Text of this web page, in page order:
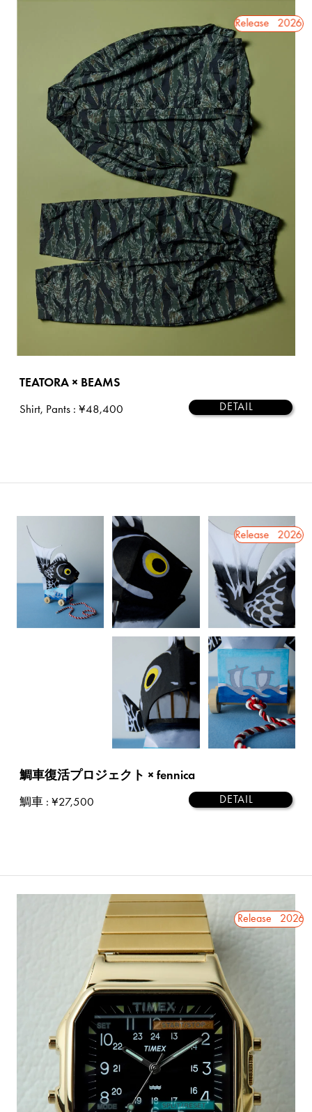
2026.8.1 Release
TEATORA × BEAMS
Shirt, Pants: ¥48,400 DETAIL
2026 8.1 Release 2026 8.1 Release 2026
鯛車復活プロジェクト × fennica
鯛車: ¥27,500 DETAIL
2026 8.15 Release 2026 8.15 Release 2026
ALL ITEMS